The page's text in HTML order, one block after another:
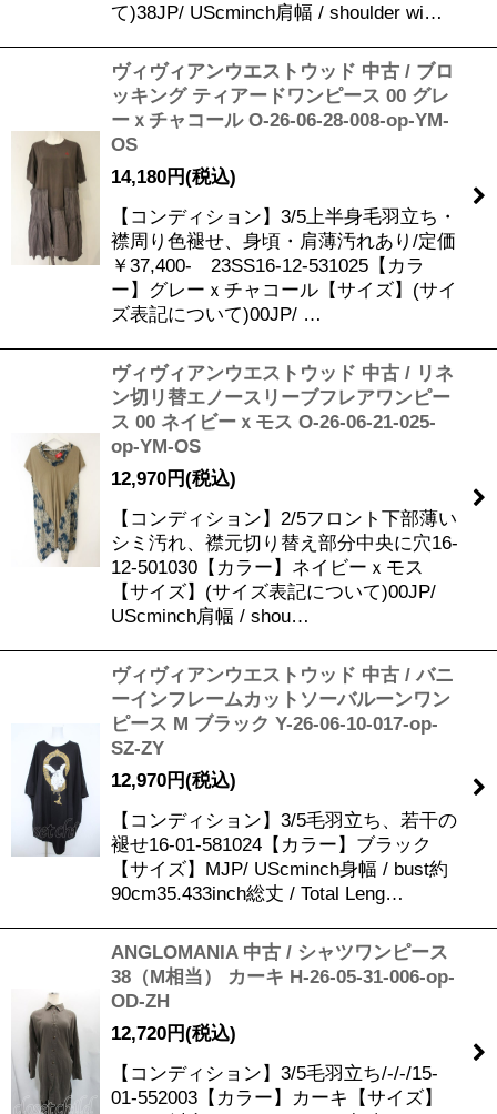
て)38JP/ UScminch肩幅 / shoulder wi…
ヴィヴィアンウエストウッド 中古 / ブロ
ッキング ティアードワンピース 00 グレ
ーｘチャコール O-26-06-28-008-op-YM-
OS
14,180円(税込)
【コンディション】3/5上半身毛羽立ち・
襟周り色褪せ、身頃・肩薄汚れあり/定価
￥37,400- 23SS16-12-531025【カラ
ー】グレーｘチャコール【サイズ】(サイ
ズ表記について)00JP/ …
ヴィヴィアンウエストウッド 中古 / リネ
ン切リ替エノースリーブフレアワンピー
ス 00 ネイビーｘモス O-26-06-21-025-
op-YM-OS
12,970円(税込)
【コンディション】2/5フロント下部薄い
シミ汚れ、襟元切り替え部分中央に穴16-
12-501030【カラー】ネイビーｘモス
【サイズ】(サイズ表記について)00JP/
UScminch肩幅 / shou…
ヴィヴィアンウエストウッド 中古 / バニ
ーインフレームカットソーバルーンワン
ピース M ブラック Y-26-06-10-017-op-
SZ-ZY
12,970円(税込)
【コンディション】3/5毛羽立ち、若干の
褪せ16-01-581024【カラー】ブラック
【サイズ】MJP/ UScminch身幅 / bust約
90cm35.433inch総丈 / Total Leng…
ANGLOMANIA 中古 / シャツワンピース
38（M相当） カーキ H-26-05-31-006-op-
OD-ZH
12,720円(税込)
【コンディション】3/5毛羽立ち/-/-/15-
01-552003【カラー】カーキ【サイズ】